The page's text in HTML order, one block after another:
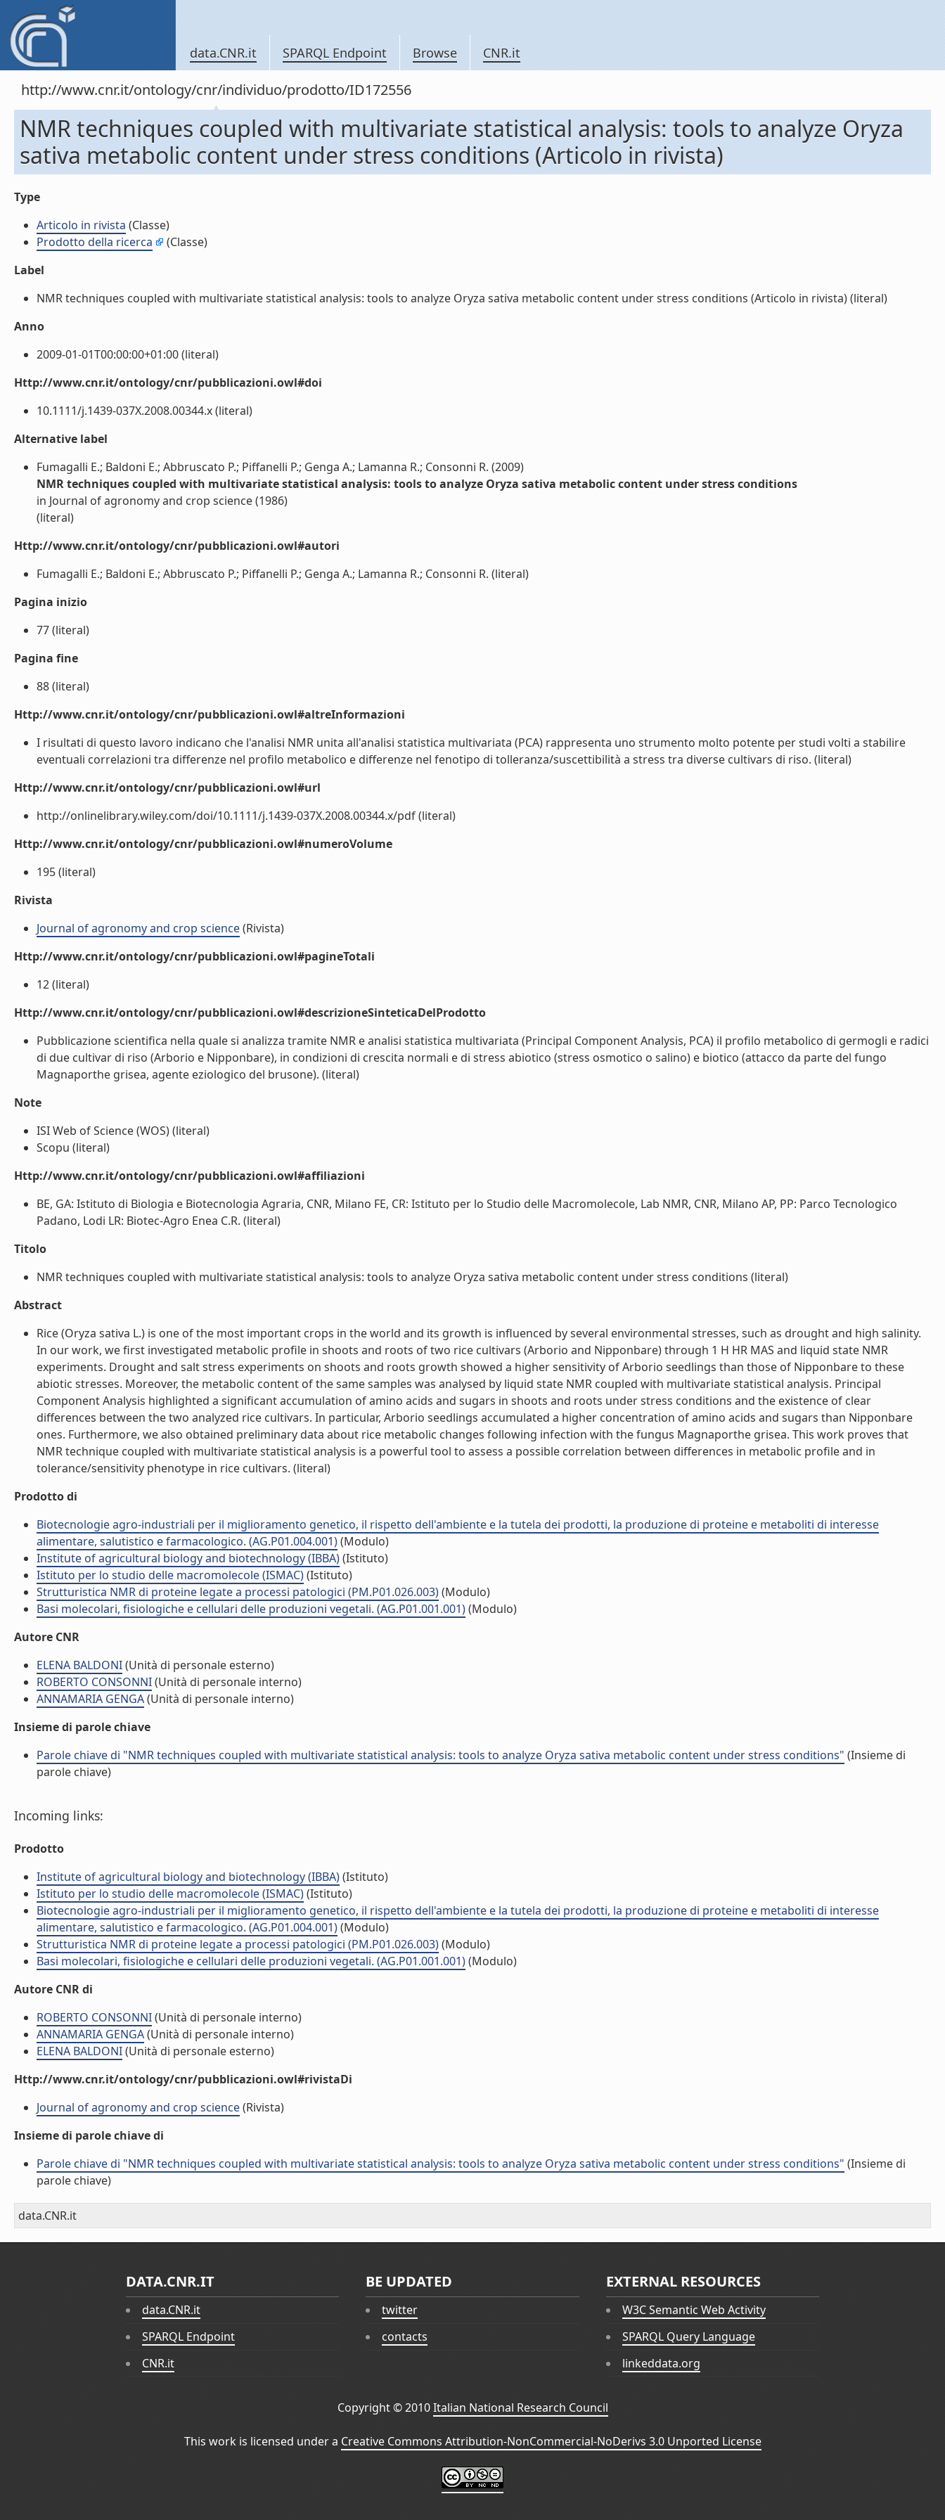
data.CNR.it SPARQL Endpoint Browse CNR.it
http://www.cnr.it/ontology/cnr/individuo/prodotto/ID172556
NMR techniques coupled with multivariate statistical analysis: tools to analyze Oryza
sativa metabolic content under stress conditions (Articolo in rivista)
Type
Articolo in rivista (Classe)
Prodotto della ricerca
(Classe)
Label
NMR techniques coupled with multivariate statistical analysis: tools to analyze Oryza sativa metabolic content under stress conditions (Articolo in rivista) (literal)
Anno
2009-01-01T00:00:00+01:00 (literal)
Http://www.cnr.it/ontology/cnr/pubblicazioni.owl#doi
10.1111/j.1439-037X.2008.00344.x (literal)
Alternative label
Fumagalli E.; Baldoni E.; Abbruscato P.; Piffanelli P.; Genga A.; Lamanna R.; Consonni R. (2009)
NMR techniques coupled with multivariate statistical analysis: tools to analyze Oryza sativa metabolic content under stress conditions
in Journal of agronomy and crop science (1986)
(literal)
Http://www.cnr.it/ontology/cnr/pubblicazioni.owl#autori
Fumagalli E.; Baldoni E.; Abbruscato P.; Piffanelli P.; Genga A.; Lamanna R.; Consonni R. (literal)
Pagina inizio
77 (literal)
Pagina fine
88 (literal)
Http://www.cnr.it/ontology/cnr/pubblicazioni.owl#altreInformazioni
I risultati di questo lavoro indicano che l'analisi NMR unita all'analisi statistica multivariata (PCA) rappresenta uno strumento molto potente per studi volti a stabilire
eventuali correlazioni tra differenze nel profilo metabolico e differenze nel fenotipo di tolleranza/suscettibilità a stress tra diverse cultivars di riso. (literal)
Http://www.cnr.it/ontology/cnr/pubblicazioni.owl#url
http://onlinelibrary.wiley.com/doi/10.1111/j.1439-037X.2008.00344.x/pdf (literal)
Http://www.cnr.it/ontology/cnr/pubblicazioni.owl#numeroVolume
195 (literal)
Rivista
Journal of agronomy and crop science(Rivista)
Http://www.cnr.it/ontology/cnr/pubblicazioni.owl#pagineTotali
12 (literal)
Http://www.cnr.it/ontology/cnr/pubblicazioni.owl#descrizioneSinteticaDelProdotto
Pubblicazione scientifica nella quale si analizza tramite NMR e analisi statistica multivariata (Principal Component Analysis, PCA) il profilo metabolico di germogli e radici
di due cultivar di riso (Arborio e Nipponbare), in condizioni di crescita normali e di stress abiotico (stress osmotico o salino) e biotico (attacco da parte del fungo
Magnaporthe grisea, agente eziologico del brusone). (literal)
Note
ISI Web of Science (WOS) (literal)
Scopu (literal)
Http://www.cnr.it/ontology/cnr/pubblicazioni.owl#affiliazioni
BE, GA: Istituto di Biologia e Biotecnologia Agraria, CNR, Milano FE, CR: Istituto per lo Studio delle Macromolecole, Lab NMR, CNR, Milano AP, PP: Parco Tecnologico
Padano, Lodi LR: Biotec-Agro Enea C.R. (literal)
Titolo
NMR techniques coupled with multivariate statistical analysis: tools to analyze Oryza sativa metabolic content under stress conditions (literal)
Abstract
Rice (Oryza sativa L.) is one of the most important crops in the world and its growth is influenced by several environmental stresses, such as drought and high salinity.
In our work, we first investigated metabolic profile in shoots and roots of two rice cultivars (Arborio and Nipponbare) through 1 H HR MAS and liquid state NMR
experiments. Drought and salt stress experiments on shoots and roots growth showed a higher sensitivity of Arborio seedlings than those of Nipponbare to these
abiotic stresses. Moreover, the metabolic content of the same samples was analysed by liquid state NMR coupled with multivariate statistical analysis. Principal
Component Analysis highlighted a significant accumulation of amino acids and sugars in shoots and roots under stress conditions and the existence of clear
differences between the two analyzed rice cultivars. In particular, Arborio seedlings accumulated a higher concentration of amino acids and sugars than Nipponbare
ones. Furthermore, we also obtained preliminary data about rice metabolic changes following infection with the fungus Magnaporthe grisea. This work proves that
NMR technique coupled with multivariate statistical analysis is a powerful tool to assess a possible correlation between differences in metabolic profile and in
tolerance/sensitivity phenotype in rice cultivars. (literal)
Prodotto di
Biotecnologie agro-industriali per il miglioramento genetico, il rispetto dell'ambiente e la tutela dei prodotti, la produzione di proteine e metaboliti di interesse
alimentare, salutistico e farmacologico. (AG.P01.004.001)(Modulo)
Institute of agricultural biology and biotechnology (IBBA)(Istituto)
Istituto per lo studio delle macromolecole (ISMAC)(Istituto)
Strutturistica NMR di proteine legate a processi patologici (PM.P01.026.003)(Modulo)
Basi molecolari, fisiologiche e cellulari delle produzioni vegetali. (AG.P01.001.001)(Modulo)
Autore CNR
ELENA BALDONI(Unità di personale esterno)
ROBERTO CONSONNI(Unità di personale interno)
ANNAMARIA GENGA(Unità di personale interno)
Insieme di parole chiave
Parole chiave di "NMR techniques coupled with multivariate statistical analysis: tools to analyze Oryza sativa metabolic content under stress conditions" (Insieme di
parole chiave)
Incoming links:
Prodotto
Institute of agricultural biology and biotechnology (IBBA)(Istituto)
Istituto per lo studio delle macromolecole (ISMAC)(Istituto)
Biotecnologie agro-industriali per il miglioramento genetico, il rispetto dell'ambiente e la tutela dei prodotti, la produzione di proteine e metaboliti di interesse
alimentare, salutistico e farmacologico. (AG.P01.004.001)(Modulo)
Strutturistica NMR di proteine legate a processi patologici (PM.P01.026.003)(Modulo)
Basi molecolari, fisiologiche e cellulari delle produzioni vegetali. (AG.P01.001.001)(Modulo)
Autore CNR di
ROBERTO CONSONNI(Unità di personale interno)
ANNAMARIA GENGA(Unità di personale interno)
ELENA BALDONI(Unità di personale esterno)
Http://www.cnr.it/ontology/cnr/pubblicazioni.owl#rivistaDi
Journal of agronomy and crop science(Rivista)
Insieme di parole chiave di
Parole chiave di "NMR techniques coupled with multivariate statistical analysis: tools to analyze Oryza sativa metabolic content under stress conditions" (Insieme di
parole chiave)
data.CNR.it
DATA.CNR.IT
data.CNR.it
SPARQL Endpoint
CNR.it
BE UPDATED
twitter
contacts
EXTERNAL RESOURCES
W3C Semantic Web Activity
SPARQL Query Language
linkeddata.org
Copyright © 2010Italian National Research Council
This work is licensed under a Creative Commons Attribution-NonCommercial-NoDerivs 3.0 Unported License